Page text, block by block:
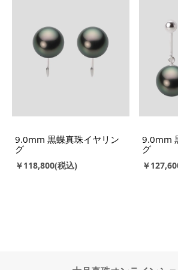
9.0mm 黒蝶真珠イヤリン
グ
￥118,800
9.0mm
グ
￥